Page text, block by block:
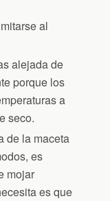
al
alejada de
porque los
a
seco.
de la maceta
es
mojar
es que